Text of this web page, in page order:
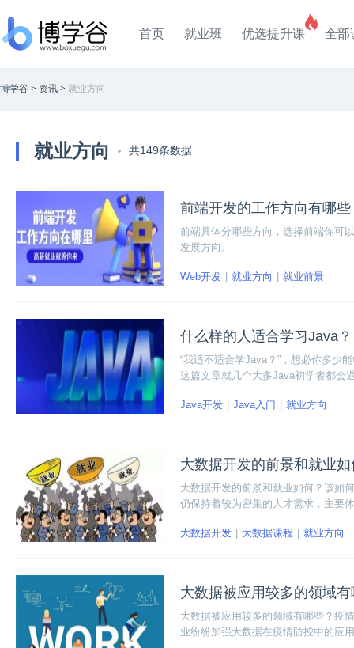
首页 就业班 优选提升课 全部
博学谷 > 资讯 > 就业方向
就业方向 共149条数据
前端开发的工作方向有哪些
前端具体分哪些方向，选择前端你可
发展方向。
Web开发 就业方向 就业前景
什么样的人适合学习Java？
“我适不适合学Java？”，想必你多少
这篇文章就几个大多Java初学者都会
Java开发 Java入门 就业方向
大数据开发的前景和就业
大数据开发的前景和就业如何？该如
仍保持着较为密集的人才需求，主要
大数据开发
大数据课程 就业方向
大数据被应用较多的领域
大数据被应用较多的领域有哪些？疫
业纷纷加强大数据在疫情防控中的应